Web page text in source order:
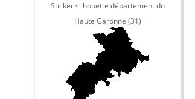
Sticker silhouette département du
Haute Garonne (31)